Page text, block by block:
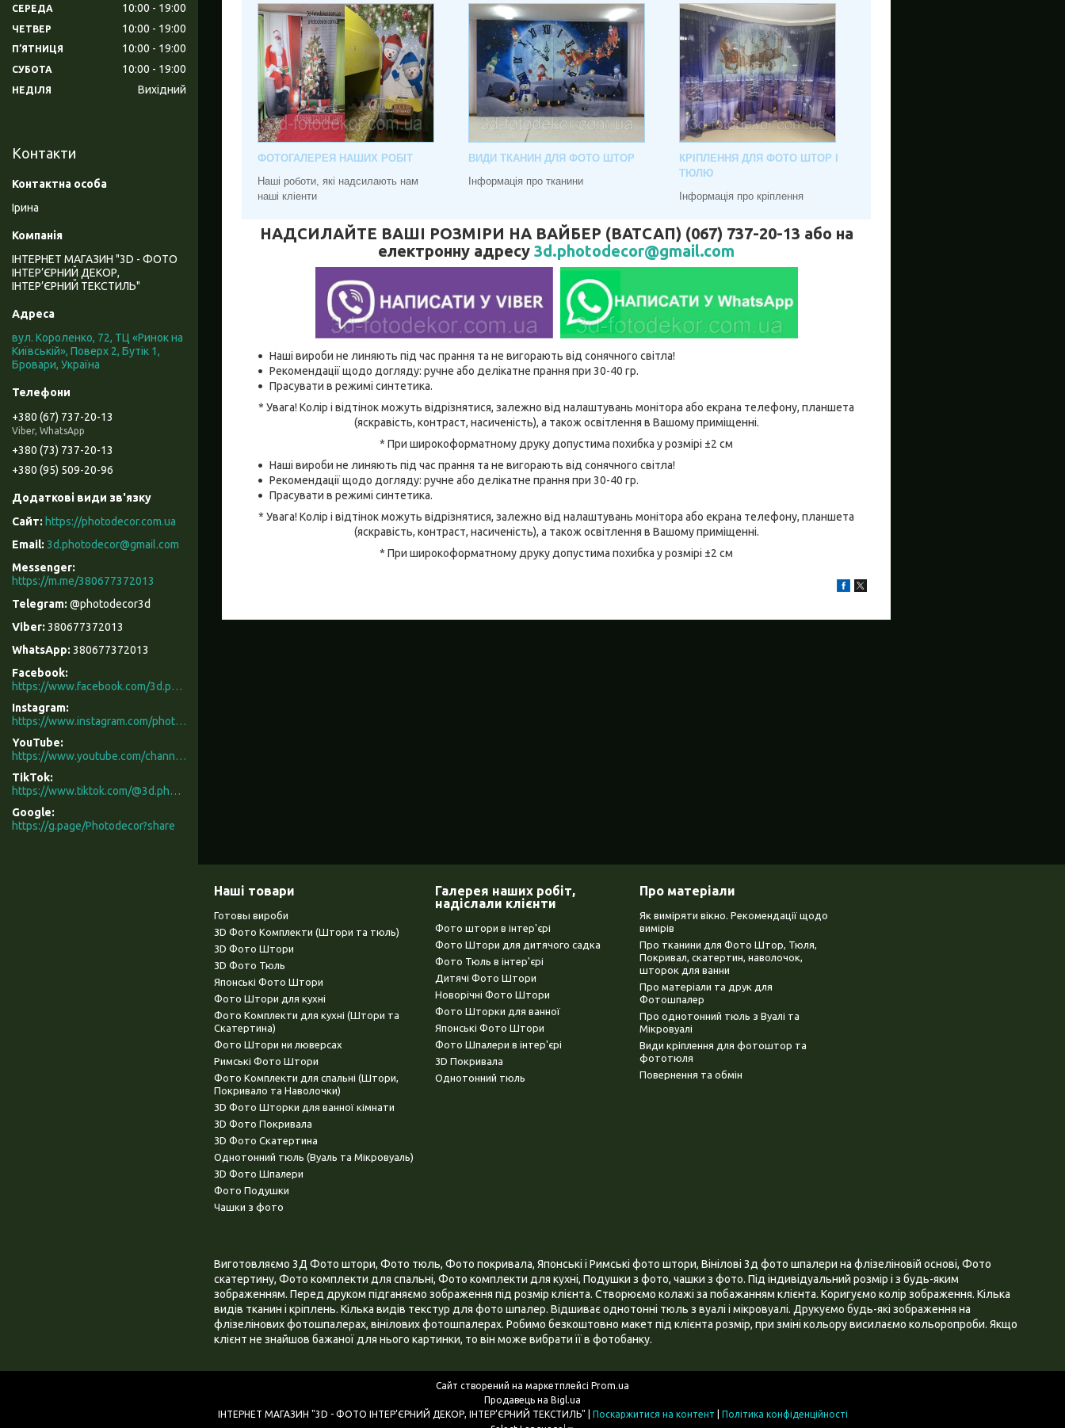
ФОТОГАЛЕРЕЯ НАШИХ РОБІТ
Наші роботи, які надсилають нам
наші кліенти
ВИДИ ТКАНИН ДЛЯ ФОТО ШТОР
Інформація про тканини
КРІПЛЕННЯ ДЛЯ ФОТО ШТОР І
ТЮЛЮ
Інформація про кріплення
НАДСИЛАЙТЕ ВАШІ РОЗМІРИ НА ВАЙБЕР (ВАТСАП) (067) 737-20-13 або на
електронну адресу 3d.photodecor@gmail.com
Наші вироби не линяють під час прання та не вигорають від сонячного світла!
Рекомендації щодо догляду: ручне або делікатне прання при 30-40 гр.
Прасувати в режимі синтетика.
* Увага! Колір і відтінок можуть відрізнятися, залежно від налаштувань монітора або екрана телефону, планшета
(яскравість, контраст, насиченість), а також освітлення в Вашому приміщенні.
* При широкоформатному друку допустима похибка у розмірі ±2 см
Наші вироби не линяють під час прання та не вигорають від сонячного світла!
Рекомендації щодо догляду: ручне або делікатне прання при 30-40 гр.
Прасувати в режимі синтетика.
* Увага! Колір і відтінок можуть відрізнятися, залежно від налаштувань монітора або екрана телефону, планшета
(яскравість, контраст, насиченість), а також освітлення в Вашому приміщенні.
* При широкоформатному друку допустима похибка у розмірі ±2 см
СЕРЕДА 10:00 19:00
ЧЕТВЕР 10:00 19:00
ПʼЯТНИЦЯ 10:00 19:00
СУБОТА 10:00 19:00
НЕДІЛЯ Вихідний
Контакти
Ірина
ІНТЕРНЕТ МАГАЗИН "3D - ФОТО
ІНТЕР’ЄРНИЙ ДЕКОР,
ІНТЕР’ЄРНИЙ ТЕКСТИЛЬ"
вул. Короленко, 72, ТЦ «Ринок на
Київській», Поверх 2, Бутік 1,
Бровари, Україна
+380 (67) 737-20-13
Viber, WhatsApp
+380 (73) 737-20-13
+380 (95) 509-20-96
https://photodecor.com.ua
3d.photodecor@gmail.com
https://m.me/380677372013
@photodecor3d
380677372013
380677372013
Facebook
https://www.facebook.com/3d.photodecor/
Instagram
https://www.instagram.com/photodecor.com.ua/
YouTube
https://www.youtube.com/channel/UCXCUerfqRY1Pw7-IptdbqyA/videos
TikTok
https://www.tiktok.com/@3d.photodecor?is_from_webapp=1&sender_device=pc
Google
https://g.page/Photodecor?share
Наші товари
Готовы вироби
3D Фото Комплекти (Штори та тюль)
3D Фото Штори
3D Фото Тюль
Японські Фото Штори
Фото Штори для кухні
Фото Комплекти для кухні (Штори та
Скатертина)
Фото Штори ни люверсах
Римські Фото Штори
Фото Комплекти для спальні (Штори,
Покривало та Наволочки)
3D Фото Шторки для ванної кімнати
3D Фото Покривала
3D Фото Скатертина
Однотонний тюль (Вуаль та Мікровуаль)
3D Фото Шпалери
Фото Подушки
Чашки з фото
Галерея наших робіт,
надіслали клієнти
Фото штори в інтер'єрі
Фото Штори для дитячого садка
Фото Тюль в інтер'єрі
Дитячі Фото Штори
Новорічні Фото Штори
Фото Шторки для ванної
Японські Фото Штори
Фото Шпалери в інтер'єрі
3D Покривала
Однотонний тюль
Про матеріали
Як виміряти вікно. Рекомендації щодо
вимірів
Про тканини для Фото Штор, Тюля,
Покривал, скатертин, наволочок,
шторок для ванни
Про матеріали та друк для
Фотошпалер
Про однотонний тюль з Вуалі та
Мікровуалі
Види кріплення для фотоштор та
фототюля
Повернення та обмін
Виготовляємо 3Д Фото штори, Фото тюль, Фото покривала, Японські і Римські фото штори, Вінілові 3д фото шпалери на флізеліновій основі, Фото
скатертину, Фото комплекти для спальні, Фото комплекти для кухні, Подушки з фото, чашки з фото. Під індивідуальний розмір і з будь-яким
зображенням. Перед друком підганяємо зображення під розмір клієнта. Створюємо колажі за побажанням клієнта. Коригуємо колір зображення. Кілька
видів тканин і кріплень. Кілька видів текстур для фото шпалер. Відшиває однотонні тюль з вуалі і мікровуалі. Друкуємо будь-які зображення на
флізелінових фотошпалерах, вінілових фотошпалерах. Робимо безкоштовно макет під клієнта розмір, при зміні кольору висилаємо кольоропроби. Якщо
клієнт не знайшов бажаної для нього картинки, то він може вибрати її в фотобанку.
Сайт створений на маркетплейсі Prom.ua
Продавець на Bigl.ua
Поскаржитися на контент
Політика конфіденційності